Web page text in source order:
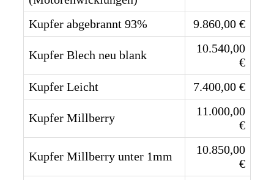
Kupfer abgebrannt 93% 9.860,00 €
Kupfer Blech neu blank
10.540,00
€
Kupfer Leicht
7.400,00 €
Kupfer Millberry
11.000,00
€
Kupfer Millberry unter 1mm
10.850,00
€